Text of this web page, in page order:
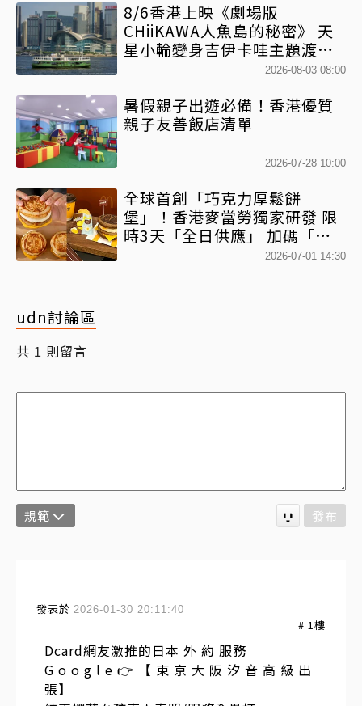
8/6香港上映《劇場版
CHiiKAWA人魚島的秘密》 天
星小輪變身吉伊卡哇主題渡輪
2026-08-03 08:00
暑假親子出遊必備！香港優質
親子友善飯店清單
2026-07-28 10:00
全球首創「巧克力厚鬆餅
堡」！香港麥當勞獨家研發 限
時3天「全日供應」 加碼「鴛
鴦厚鬆餅套餐」混搭港風2026-07-01 14:30
udn討論區
共 1 則留言
規範 發布
發表於 2026-01-30 20:11:40
# 1樓
Dcard網友激推的日本 外 約 服務
G o o g l e 👉 【 東 京 大 阪 汐 音 高 級 出
張】